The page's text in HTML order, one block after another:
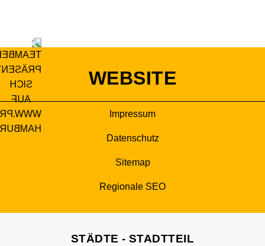
WEBSITE
Impressum
Datenschutz
Sitemap
Regionale SEO
STÄDTE - STADTTEIL